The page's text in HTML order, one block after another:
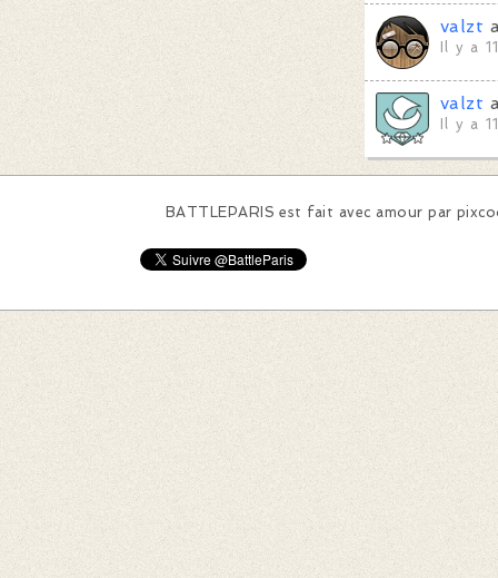
valzt
Il y a
valzt
Il y a
BATTLEPARIS est fait avec amour par